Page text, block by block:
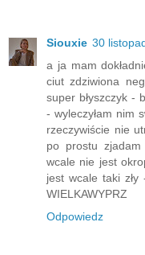
Siouxie 30
a ja mam
ciut zdziwiona
super błyszczyk -
- wyleczyłam nim
rzeczywiście nie
po prostu
wcale nie jest
jest wcale taki
WIELKAWYPRZ
Odpowiedz